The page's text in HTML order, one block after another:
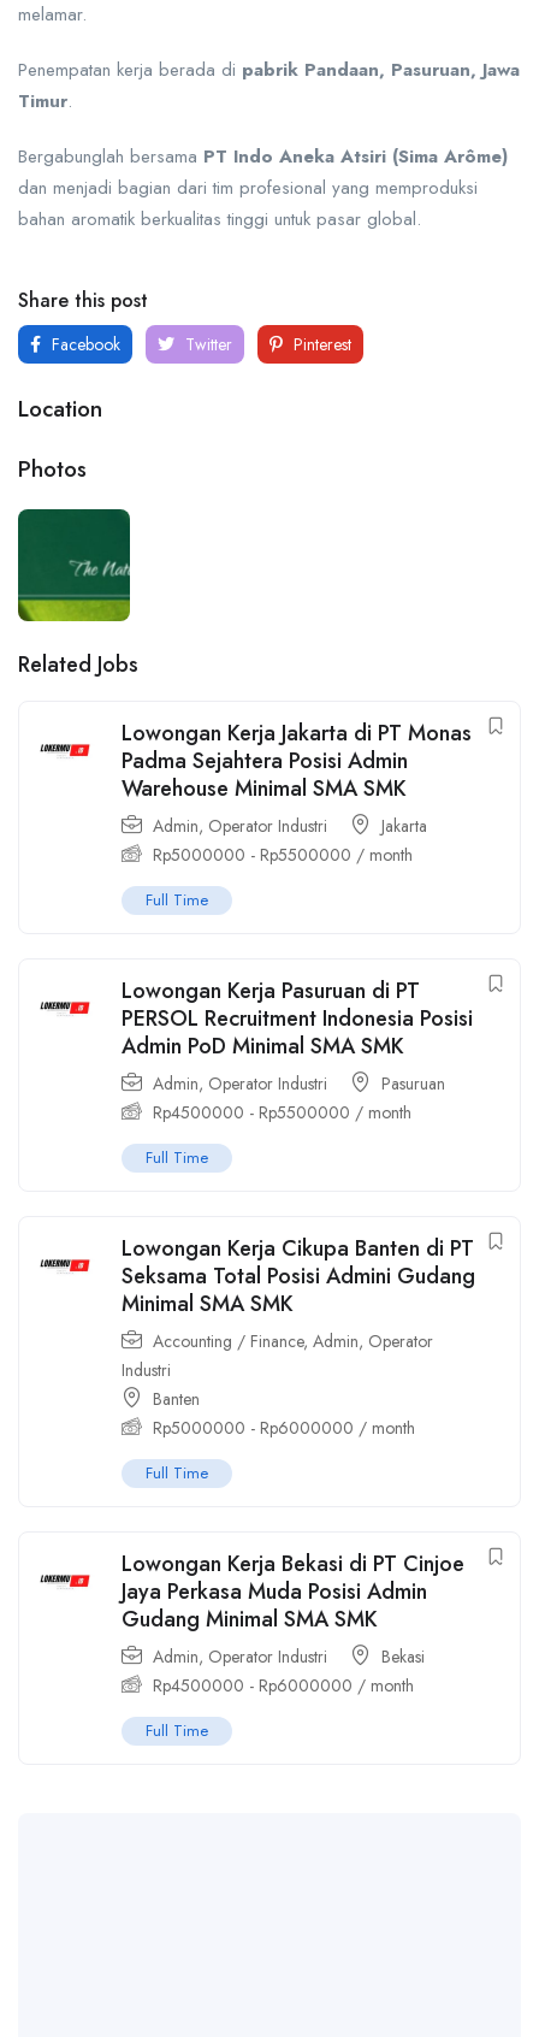
melamar.
Penempatan kerja berada di pabrik Pandaan, Pasuruan, Jawa
Timur.
Bergabunglah bersama PT Indo Aneka Atsiri (Sima Arôme)
dan menjadi bagian dari tim profesional yang memproduksi
bahan aromatik berkualitas tinggi untuk pasar global.
Share this post
Facebook Twitter Pinterest
Location
Photos
Related Jobs
Lowongan Kerja Jakarta di PT Monas
Padma Sejahtera Posisi Admin
Warehouse Minimal SMA SMK
Admin, Operator Industri
Jakarta
Rp5000000 - Rp5500000 / month
Full Time
Lowongan Kerja Pasuruan di PT
PERSOL Recruitment Indonesia Posisi
Admin PoD Minimal SMA SMK
Admin, Operator Industri
Pasuruan
Rp4500000 - Rp5500000 / month
Full Time
Lowongan Kerja Cikupa Banten di PT
Seksama Total Posisi Admini Gudang
Minimal SMA SMK
Accounting / Finance, Admin, Operator
Industri
Banten
Rp5000000 - Rp6000000 / month
Full Time
Lowongan Kerja Bekasi di PT Cinjoe
Jaya Perkasa Muda Posisi Admin
Gudang Minimal SMA SMK
Admin, Operator Industri
Bekasi
Rp4500000 - Rp6000000 / month
Full Time